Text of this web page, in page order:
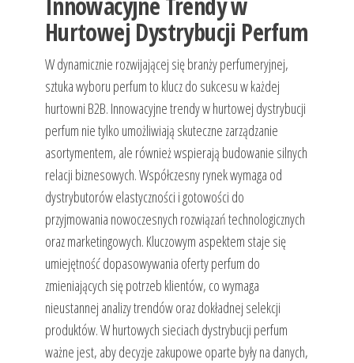
Hurtowej Dystrybucji Perfum
W dynamicznie rozwijającej się branży perfumeryjnej,
sztuka wyboru perfum to klucz do sukcesu w każdej
hurtowni B2B. Innowacyjne trendy w hurtowej dystrybucji
perfum nie tylko umożliwiają skuteczne zarządzanie
asortymentem, ale również wspierają budowanie silnych
relacji biznesowych. Współczesny rynek wymaga od
dystrybutorów elastyczności i gotowości do
przyjmowania nowoczesnych rozwiązań technologicznych
oraz marketingowych. Kluczowym aspektem staje się
umiejętność dopasowywania oferty perfum do
zmieniających się potrzeb klientów, co wymaga
nieustannej analizy trendów oraz dokładnej selekcji
produktów. W hurtowych sieciach dystrybucji perfum
ważne jest, aby decyzje zakupowe oparte były na danych,